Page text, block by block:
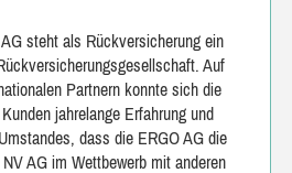
steht als Rückversicherung ein
Auf
Partnern konnte sich die
jahrelange Erfahrung und
dass die ERGO AG die
AG im Wettbewerb mit anderen